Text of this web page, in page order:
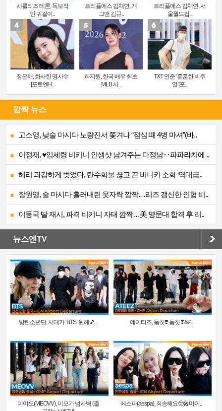
샤를리즈 테론, 독보적
인 귀걸이..
트리플에스 김채연, 개
그맨 김규..
트리플에스 김채연, 서
울월드컵..
정은채, 화사한 명사수
[포토엔H..
하지원, 한국 배우 최초
MLB 시..
TXT 연준 ‘훈훈한 비주
얼’[포..
깜짝 뉴스
고소영, 낮술 마시다 노량진서 쫓겨나 “점심 때 4병 마셔”(바..
이정재, ♥임세령 비키니 인생샷 남겨주는 다정남‥파파라치에 ..
혜리 과감하게 벗었다, 탄수화물 끊고 끈 비니키 소화 ‘역대급..
장원영, 술 마시다 흘러내린 옷자락 깜짝…리즈 갱신한 인형 비..
이동국 딸 재시, 파격 비키니 자태 깜짝…美 명문대 합격 후 리..
뉴스엔TV
방탄소년단, 시대가 ‘BTS’ 원해🎵 .. 에이티즈, 둠칫❣️ 둠칫❣&#..
미야오(MEOVV), 미모가 넘사벽 (출
에스파(aespa), 죄송해요🥺🎤마이..